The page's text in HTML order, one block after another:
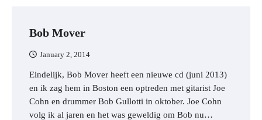
Bob Mover
January 2, 2014
Eindelijk, Bob Mover heeft een nieuwe cd (juni 2013)
en ik zag hem in Boston een optreden met gitarist Joe
Cohn en drummer Bob Gullotti in oktober. Joe Cohn
volg ik al jaren en het was geweldig om Bob nu…